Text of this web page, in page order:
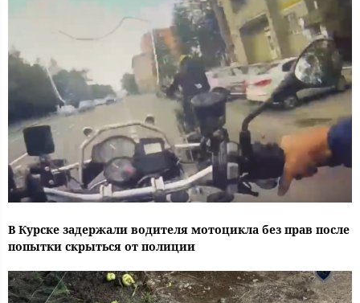
В Курске задержали водителя мотоцикла без прав после
попытки скрыться от полиции